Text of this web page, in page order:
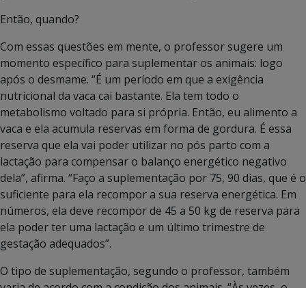
Então, quando?
Com essas questões em mente, o professor sugere um
momento específico para suplementar os animais: logo
após o desmame. “É um período em que a exigência
nutricional da vaca cai bastante. Ela tem todo o
metabolismo voltado para si própria. Então, eu alimento a
vaca e ela acumula reservas em forma de gordura. É essa
reserva que ela vai poder utilizar no pós parto com a
lactação para compensar o balanço energético negativo
dela”, afirma. “Faço a suplementação por 75, 90 dias, que é o
suficiente para ela recompor a sua reserva energética. Em
números, ela deve recompor de 45 a 50 kg de reserva para
ela poder ter uma lactação e um último trimestre de
gestação adequados”.
O tipo de suplementação, segundo o professor, também